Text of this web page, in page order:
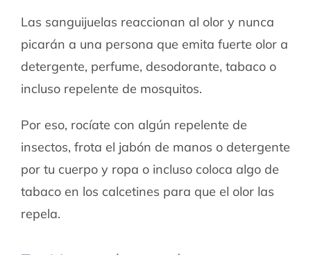
Las sanguijuelas reaccionan al olor y nunca
picarán a una persona que emita fuerte olor a
detergente, perfume, desodorante, tabaco o
incluso repelente de mosquitos.
Por eso, rocíate con algún repelente de
insectos, frota el jabón de manos o detergente
por tu cuerpo y ropa o incluso coloca algo de
tabaco en los calcetines para que el olor las
repela.